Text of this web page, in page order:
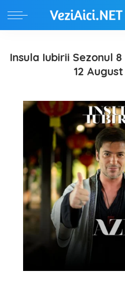
Insula Iubirii Sezonul
12